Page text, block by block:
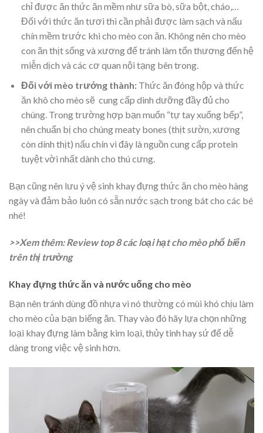
chỉ được ăn thức ăn mềm như sữa bò, sữa bột, cháo,…
Đối với thức ăn tươi thì cần phải được làm sạch và nấu
chín mềm trước khi cho mèo con ăn. Không nên cho mèo
con ăn thịt sống và xương để tránh làm tổn thương đến hệ
miễn dịch và các cơ quan nội tạng bên trong.
Đối với mèo trưởng thành:Thức ăn đóng hộp và thức
ăn khô cho mèo sẽ cung cấp dinh dưỡng đầy đủ cho
chúng. Trong trường hợp bạn muốn “tự tay xuống bếp”,
nên chuẩn bị cho chúng meaty bones (thịt sườn, xương
còn dính thịt) nấu chín vì đây là nguồn cung cấp protein
tuyệt vời nhất dành cho thú cưng.
Bạn cũng nên lưu ý vệ sinh khay đựng thức ăn cho mèo hàng
ngày và đảm bảo luôn có sẵn nước sạch trong bát cho các bé
nhé!
>>Xem thêm:Review top 8 các loại hạt cho mèo phổ biến
trên thị trường
Khay đựng thức ăn và nước uống cho mèo
Bạn nên tránh dùng đồ nhựa vì nó thường có mùi khó chịu làm
cho mèo của bạn biếng ăn. Thay vào đó hãy lựa chọn những
loại khay đựng làm bằng kim loại, thủy tinh hay sứ để dễ
dàng trong việc vệ sinh hơn.